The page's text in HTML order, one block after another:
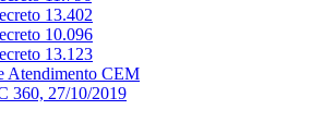
13.402
10.096
13.123
Atendimento CEM
360, 27/10/2019